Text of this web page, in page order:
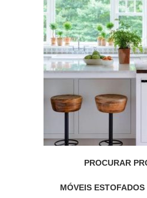
PROCURAR
MÓVEIS